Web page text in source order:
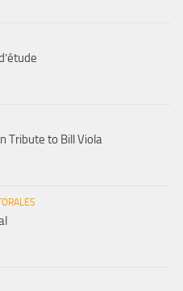
Tribute to Bill Viola